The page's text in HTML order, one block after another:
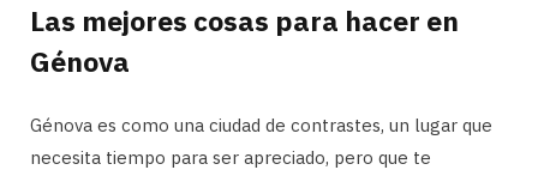
Las mejores cosas para hacer en
Génova
Génova es como una ciudad de contrastes, un lugar que
necesita tiempo para ser apreciado, pero que te